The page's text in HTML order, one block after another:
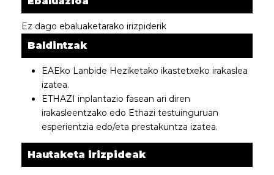
Ez dago ebaluaketarako irizpiderik
Baldintzak
EAEko Lanbide Heziketako ikastetxeko irakaslea
izatea.
ETHAZI inplantazio fasean ari diren
irakasleentzako edo Ethazi testuinguruan
esperientzia edo/eta prestakuntza izatea.
Hautaketa irizpideak